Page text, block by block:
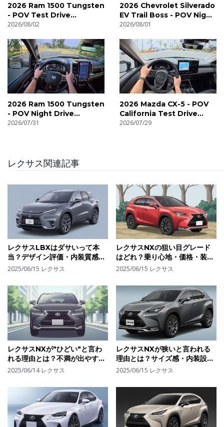
2026 Ram 1500 Tungsten
- POV Test Drive
(Binaural Audio)
2026/08/02
2026 Chevrolet Silverado
EV Trail Boss - POV Night
Drive (Binaural Audio)
2026/08/01
2026 Ram 1500 Tungsten
- POV Night Drive
(Binaural Audio)
2026/07/31
2026 Mazda CX-5 - POV
California Test Drive
(Binaural Audio)
2026/07/29
レクサス関連記事
レクサスLBXはダサいって本
当？デザイン評価・内装質感か
ら見る"好き嫌いが分かれる"理
2025/06/15 レクサス
レクサスNXの狙い目グレード
はどれ？乗り心地・価格・装備
のバランスで選ぶ最適モデル
2025/06/15 レクサス
レクサスNXが"ひどい"と言わ
れる理由とは？不満が出やすい
ポイントとそれでも選ばれる理
2025/06/14 レクサス
レクサスNXが狭いと言われる
理由とは？サイズ感・内装設計
の違いと改善ポイント
2025/06/15 レクサス